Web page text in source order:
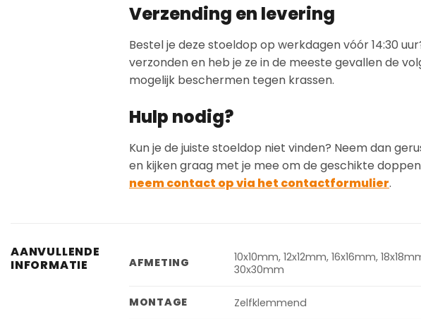
Verzending en levering
Bestel je deze stoeldop op werkdagen vóór 14:30
verzonden en heb je ze in de meeste gevallen de
mogelijk beschermen tegen krassen.
Hulp nodig?
Kun je de juiste stoeldop niet vinden? Neem dan
en kijken graag met je mee om de geschikte
neem contact op via het contactformulier.
AANVULLENDE
INFORMATIE
AFMETING
10x10mm, 12x12mm, 16x16mm,
30x30mm
MONTAGE Zelfklemmend